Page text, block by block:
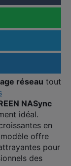
réseau tout
NASync
idéal.
en
offre
pour
des